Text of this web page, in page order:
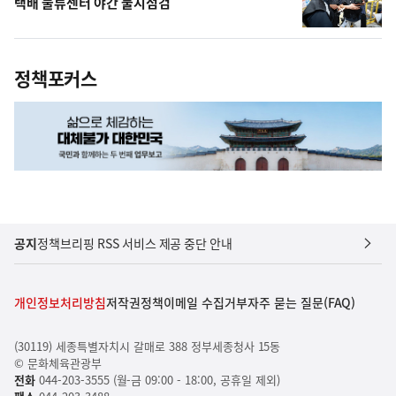
정책포커스
공지정책브리핑 RSS 서비스 제공 중단 안내
개인정보처리방침저작권정책이메일 수집거부자주 묻는 질문(FAQ)
(30119) 세종특별자치시 갈매로 388 정부세종청사 15동
© 문화체육관광부
전화044-203-3555 (월-금 09:00 - 18:00, 공휴일 제외)